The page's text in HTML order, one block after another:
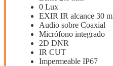
0 Lux
EXIR IR alcance 30 m
Audio sobre Coaxial
Micrófono integrado
2D DNR
IR CUT
Impermeable IP67